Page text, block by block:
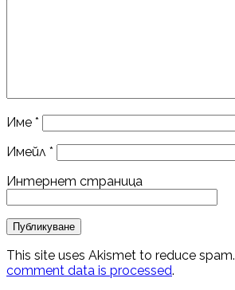
Име *
Имейл *
Интернет страница
This site uses Akismet to reduce spam.
comment data is processed.